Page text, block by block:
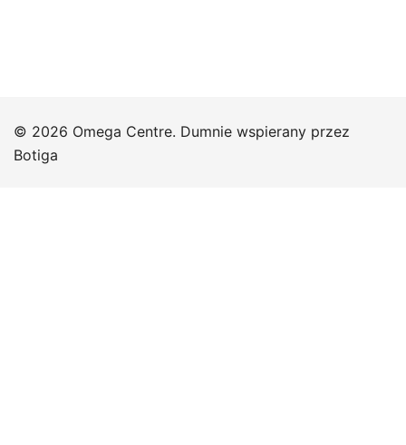
© 2026 Omega Centre. Dumnie wspierany przez
Botiga